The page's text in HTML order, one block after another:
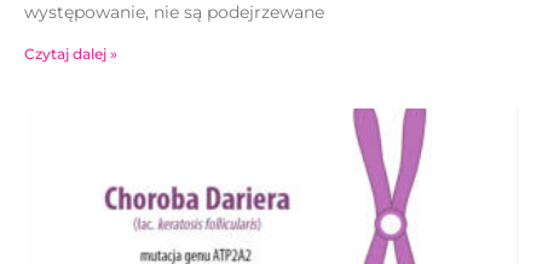
występowanie, nie są podejrzewane
Czytaj dalej »